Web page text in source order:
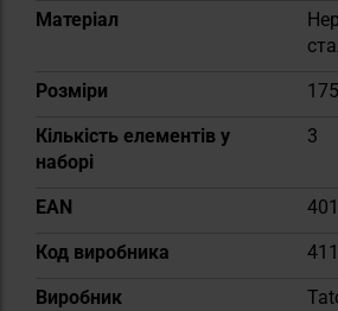
Матеріал
Розміри
Кількість елементів у
наборі
3
EAN
Код виробника
Виробник